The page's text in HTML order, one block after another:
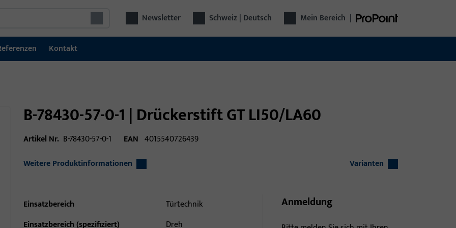
Newsletter Schweiz | Deutsch Mein Bereich |
Kontakt
B-78430-57-0-1 | Drückerstift GT LI50/LA60
Artikel Nr. B-78430-57-0-1 EAN 4015540726439
Weitere Produktinformationen
Varianten
Einsatzbereich
Türtechnik
Einsatzbereich (spezifiziert)
Dreh
Anmeldung